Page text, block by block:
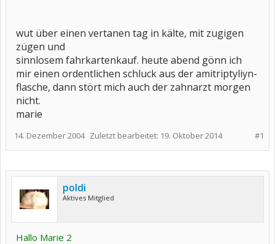
wut über einen vertanen tag in kälte, mit zugigen
zügen und
sinnlosem fahrkartenkauf. heute abend gönn ich
mir einen ordentlichen schluck aus der amitriptyliyn-
flasche, dann stört mich auch der zahnarzt morgen
nicht.
marie
#1
14. Dezember 2004 Zuletzt bearbeitet: 19. Oktober 2014
poldi
Aktives Mitglied
Hallo Marie 2